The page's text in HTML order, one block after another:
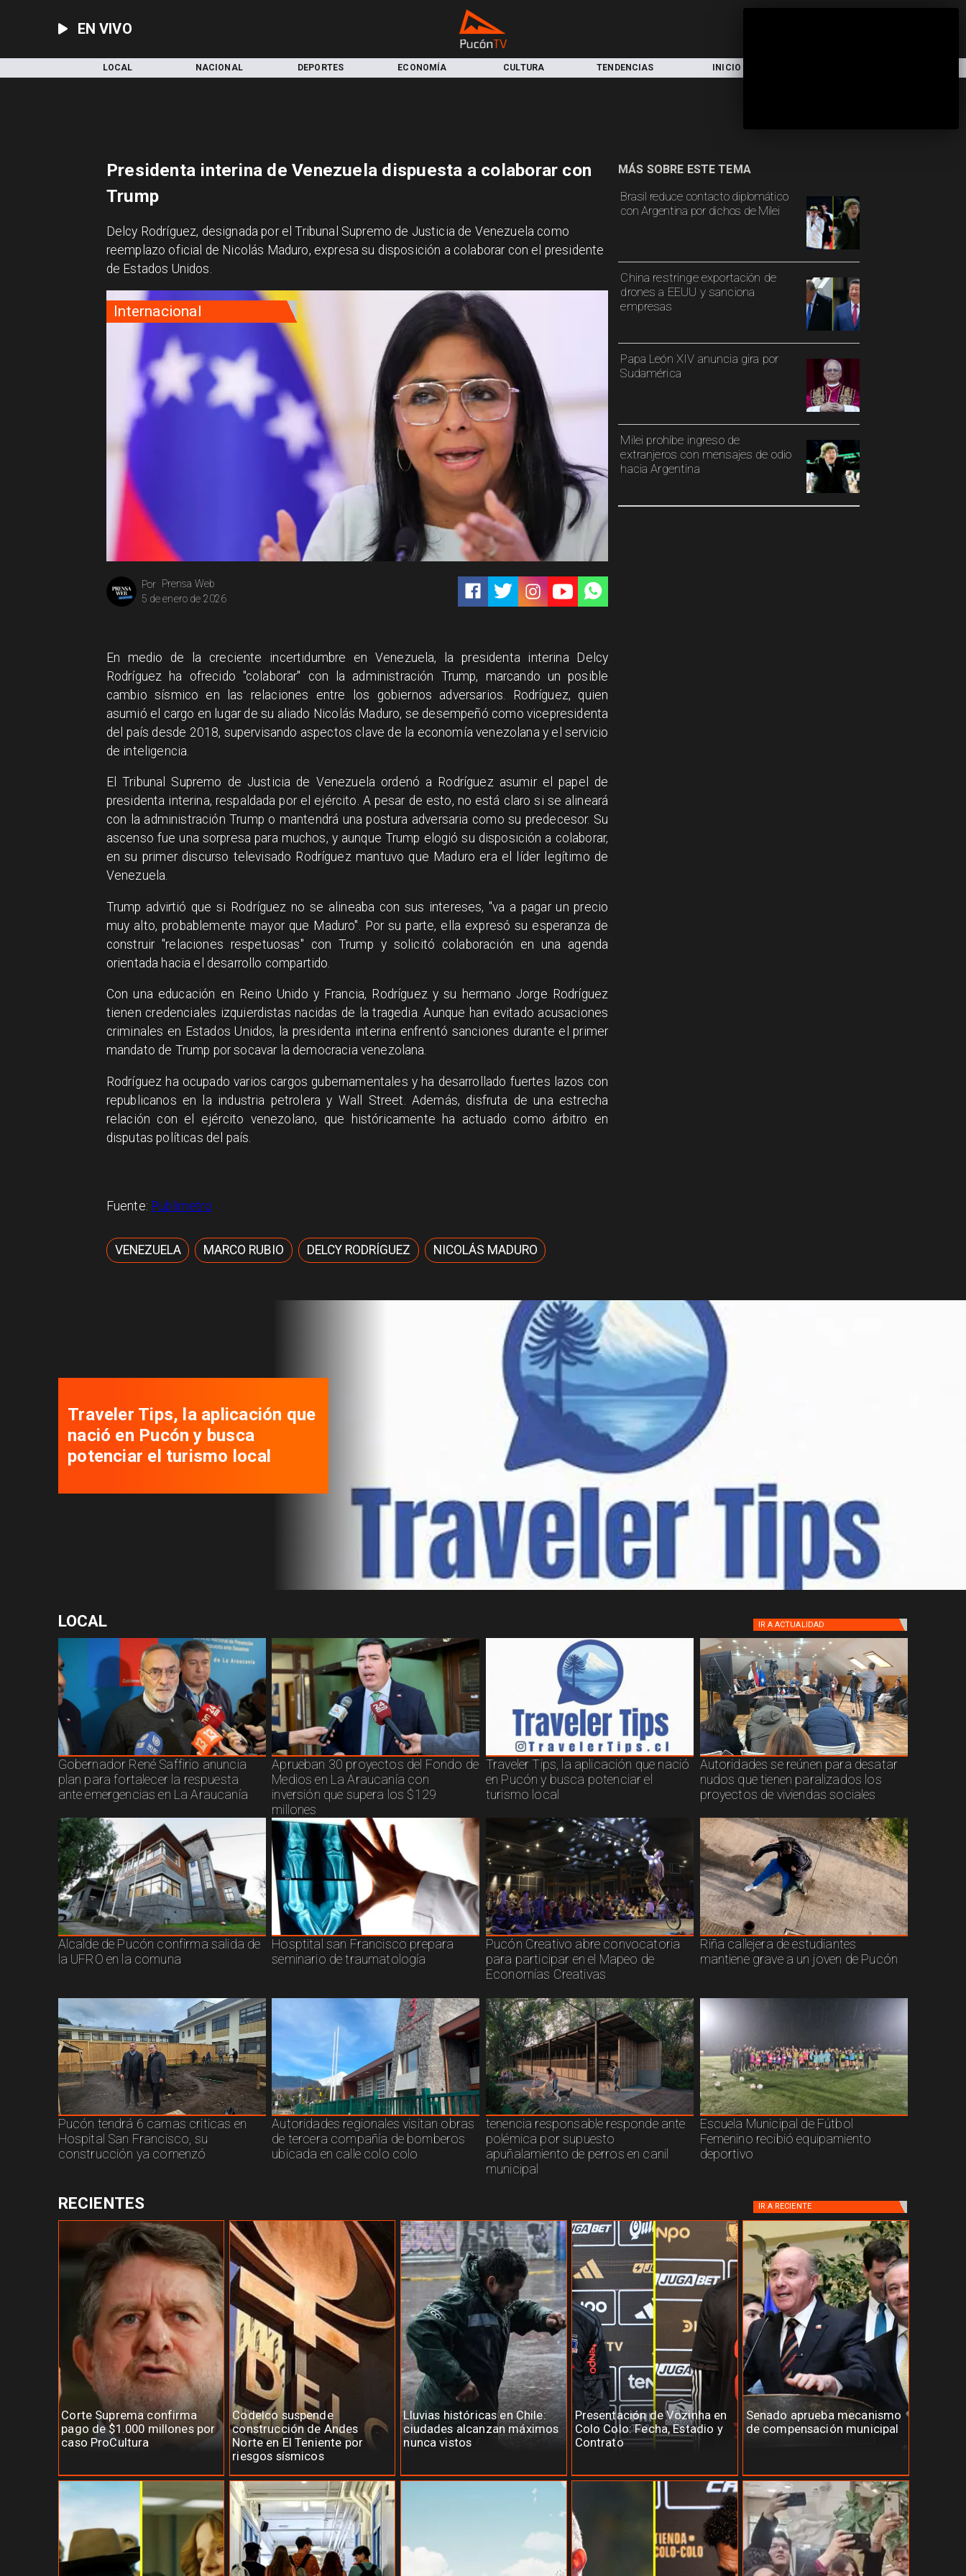
EN VIVO
LOCAL NACIONAL DEPORTES ECONOMÍA CULTURA TENDENCIAS INICIO
Internacional
Prensa Web
Por
5 de enero de 2026
Brasil reduce contacto diplomático
con Argentina por dichos de Milei
China restringe exportación de
drones a EEUU y sanciona
empresas
Papa León XIV anuncia gira por
Sudamérica
Milei prohíbe ingreso de
extranjeros con mensajes de odio
hacia Argentina
MÁS SOBRE ESTE TEMA
Presidenta interina de Venezuela dispuesta a colaborar con
Trump
Delcy Rodríguez, designada por el Tribunal Supremo de Justicia de Venezuela como
reemplazo oficial de Nicolás Maduro, expresa su disposición a colaborar con el presidente
de Estados Unidos.
En medio de la creciente incertidumbre en Venezuela, la presidenta interina Delcy
Rodríguez ha ofrecido "colaborar" con la administración Trump, marcando un posible
cambio sísmico en las relaciones entre los gobiernos adversarios. Rodríguez, quien
asumió el cargo en lugar de su aliado Nicolás Maduro, se desempeñó como vicepresidenta
del país desde 2018, supervisando aspectos clave de la economía venezolana y el servicio
de inteligencia.
El Tribunal Supremo de Justicia de Venezuela ordenó a Rodríguez asumir el papel de
presidenta interina, respaldada por el ejército. A pesar de esto, no está claro si se alineará
con la administración Trump o mantendrá una postura adversaria como su predecesor. Su
ascenso fue una sorpresa para muchos, y aunque Trump elogió su disposición a colaborar,
en su primer discurso televisado Rodríguez mantuvo que Maduro era el líder legítimo de
Venezuela.
Trump advirtió que si Rodríguez no se alineaba con sus intereses, "va a pagar un precio
muy alto, probablemente mayor que Maduro". Por su parte, ella expresó su esperanza de
construir "relaciones respetuosas" con Trump y solicitó colaboración en una agenda
orientada hacia el desarrollo compartido.
Con una educación en Reino Unido y Francia, Rodríguez y su hermano Jorge Rodríguez
tienen credenciales izquierdistas nacidas de la tragedia. Aunque han evitado acusaciones
criminales en Estados Unidos, la presidenta interina enfrentó sanciones durante el primer
mandato de Trump por socavar la democracia venezolana.
Rodríguez ha ocupado varios cargos gubernamentales y ha desarrollado fuertes lazos con
republicanos en la industria petrolera y Wall Street. Además, disfruta de una estrecha
relación con el ejército venezolano, que históricamente ha actuado como árbitro en
disputas políticas del país.
Fuente: Publimetro
VENEZUELA MARCO RUBIO DELCY RODRÍGUEZ NICOLÁS MADURO
Traveler Tips, la aplicación que
nació en Pucón y busca
potenciar el turismo local
LOCAL IR A ACTUALIDAD
Gobernador René Saffirio anuncia
plan para fortalecer la respuesta
ante emergencias en La Araucanía
Aprueban 30 proyectos del Fondo de
Medios en La Araucanía con
inversión que supera los $129
millones
Traveler Tips, la aplicación que nació
en Pucón y busca potenciar el
turismo local
Autoridades se reúnen para desatar
nudos que tienen paralizados los
proyectos de viviendas sociales
Alcalde de Pucón confirma salida de
la UFRO en la comuna
Hosptital san Francisco prepara
seminario de traumatología
Pucón Creativo abre convocatoria
para participar en el Mapeo de
Economías Creativas
Riña callejera de estudiantes
mantiene grave a un joven de Pucón
Pucón tendrá 6 camas criticas en
Hospital San Francisco, su
construcción ya comenzó
Autoridades regionales visitan obras
de tercera compañía de bomberos
ubicada en calle colo colo
tenencia responsable responde ante
polémica por supuesto
apuñalamiento de perros en canil
municipal
Escuela Municipal de Fútbol
Femenino recibió equipamiento
deportivo
Corte Suprema confirma
pago de $1.000 millones por
caso ProCultura
Codelco suspende
construcción de Andes
Norte en El Teniente por
riesgos sísmicos
Lluvias históricas en Chile:
ciudades alcanzan máximos
nunca vistos
Presentación de Vozinha en
Colo Colo: Fecha, Estadio y
Contrato
Senado aprueba mecanismo
de compensación municipal
RECIENTES IR A RECIENTE